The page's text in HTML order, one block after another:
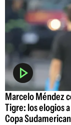
Marcelo Méndez
Tigre: los elogios
Copa